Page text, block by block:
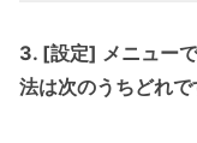
3. [設定] メニュー
法は次のうちどれ